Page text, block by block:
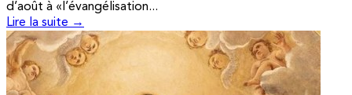
d’août à «l’évangélisation...
Lire la suite →